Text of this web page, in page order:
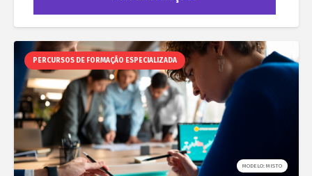
PERCURSOS DE FORMAÇÃO ESPECIALIZADA
MODELO: MISTO